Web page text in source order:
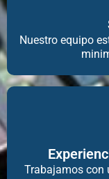
Nuestro equipo
Trabajamos con